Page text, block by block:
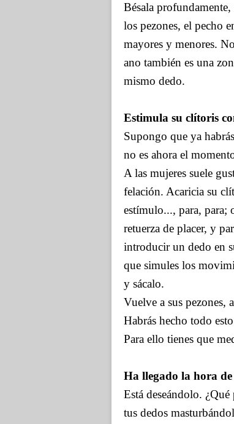
Bésala
los pezones, el pecho
mayores y menores.
ano también es una
mismo dedo.
Estimula su clítoris
Supongo que ya
no es ahora el
A las mujeres suele
felación. Acaricia su
estímulo..., para, para;
retuerza de placer, y
introducir un dedo en
que simules los
y sácalo.
Vuelve a sus pezones,
Habrás hecho todo
Para ello tienes que
Ha llegado la hora
Está deseándolo.
tus dedos